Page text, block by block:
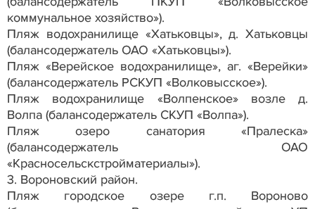
коммунальное хозяйство»).
Пляж водохранилище «Хатьковцы», д. Хатьковцы
(балансодержатель ОАО «Хатьковцы»).
Пляж «Верейское водохранилище», аг. «Верейки»
(балансодержатель РСКУП «Волковысское»).
Пляж водохранилище «Волпенское» возле д.
Волпа (балансодержатель СКУП «Волпа»).
Пляж озеро санатория «Пралеска»
(балансодержатель ОАО
«Красносельскстройматериалы»).
3. Вороновский район.
Пляж городское озере г.п. Вороново